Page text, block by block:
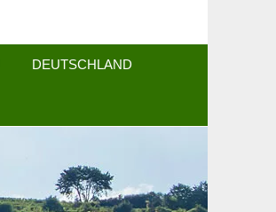
DEUTSCHLAND